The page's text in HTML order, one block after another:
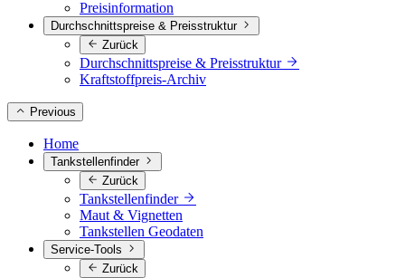
Preisinformation
Durchschnittspreise & Preisstruktur
Zurück
Durchschnittspreise & Preisstruktur
Kraftstoffpreis-Archiv
Previous
Home
Tankstellenfinder
Zurück
Tankstellenfinder
Maut & Vignetten
Tankstellen Geodaten
Service-Tools
Zurück